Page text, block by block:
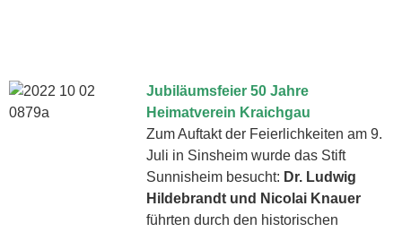
Jubiläumsfeier 50 Jahre
Heimatverein Kraichgau
Zum Auftakt der Feierlichkeiten am 9.
Juli in Sinsheim wurde das Stift
Sunnisheim besucht: Dr. Ludwig
Hildebrandt und Nicolai Knauer
führten durch den historischen